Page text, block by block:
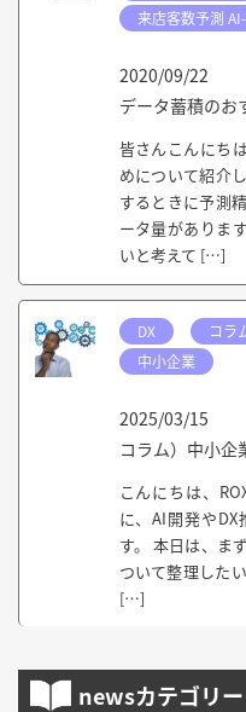
来店客数予測
2020/09/22
データ蓄積のお
皆さんこんにち
めについて紹介
するときに予測
ータ量がありま
いと考えて […]
DX コラ
中小企業
2025/03/15
コラム）中小企
こんにちは、
に、AI開発や
す。 本日は、ま
ついて整理した
[…]
newsカテゴリー